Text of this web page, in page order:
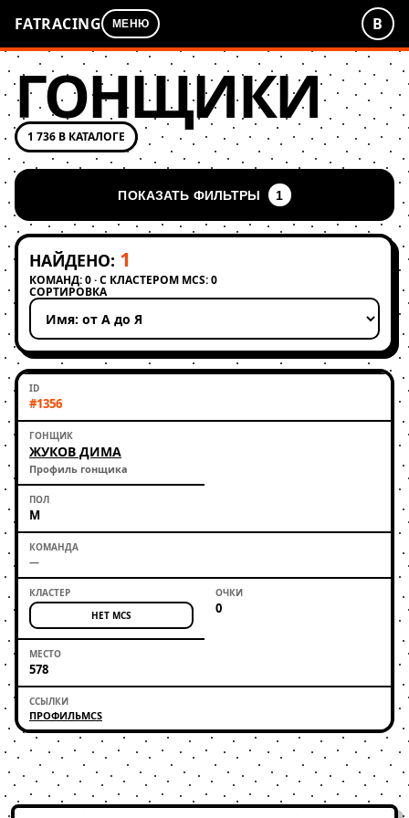
FATRACING МЕНЮ В
ГОНЩИКИ
1 736 В КАТАЛОГЕ
ПОКАЗАТЬ ФИЛЬТРЫ 1
НАЙДЕНО: 1
КОМАНД: 0 · С КЛАСТЕРОМ MCS: 0
СОРТИРОВКА
Применить сортировку
#1356
ЖУКОВ ДИМА
Профиль гонщика
М
—
НЕТ MCS 0
578
ПРОФИЛЬMCS